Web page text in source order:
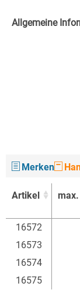
Allgemeine
Merken
Artikel
Artikel
16572
16573
16574
16575